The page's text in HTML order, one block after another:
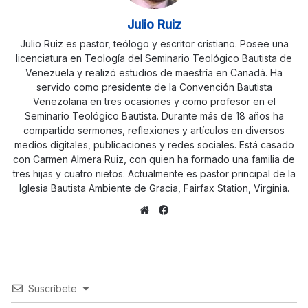
Julio Ruiz
Julio Ruiz es pastor, teólogo y escritor cristiano. Posee una
licenciatura en Teología del Seminario Teológico Bautista de
Venezuela y realizó estudios de maestría en Canadá. Ha
servido como presidente de la Convención Bautista
Venezolana en tres ocasiones y como profesor en el
Seminario Teológico Bautista. Durante más de 18 años ha
compartido sermones, reflexiones y artículos en diversos
medios digitales, publicaciones y redes sociales. Está casado
con Carmen Almera Ruiz, con quien ha formado una familia de
tres hijas y cuatro nietos. Actualmente es pastor principal de la
Iglesia Bautista Ambiente de Gracia, Fairfax Station, Virginia.
Sitio
Suscríbete